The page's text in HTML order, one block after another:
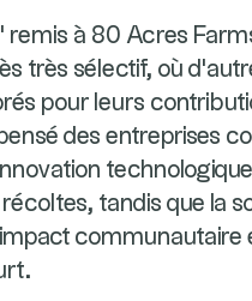
à 80 Acres
très sélectif, où
pour leurs
des entreprises
tandis que la
communautaire